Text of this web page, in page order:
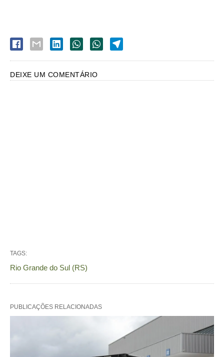
DEIXE UM COMENTÁRIO
TAGS:
Rio Grande do Sul (RS)
PUBLICAÇÕES RELACIONADAS